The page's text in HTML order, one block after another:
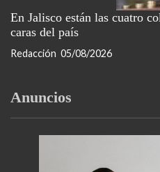
En Jalisco están las cuatro
caras del país
Redacción 05/08/2026
Anuncios